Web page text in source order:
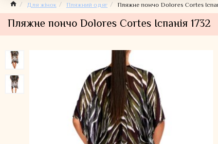
Для жінок Пляжний одяг Пляжне пончо Dolores Cortes
Пляжне пончо Dolores Cortes Іспанія 1732